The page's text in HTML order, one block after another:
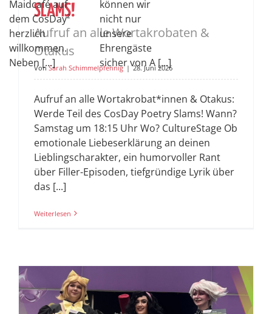
SLAMS!
Aufruf an alle Wortakrobaten &
Otakus
VonSarah Schimmelpfennig | 28. Juni 2026
Aufruf an alle Wortakrobat*innen & Otakus:
Werde Teil des CosDay Poetry Slams! Wann?
Samstag um 18:15 Uhr Wo? CultureStage Ob
emotionale Liebeserklärung an deinen
Lieblingscharakter, ein humorvoller Rant
über Filler-Episoden, tiefgründige Lyrik über
das [...]
Weiterlesen
Maidcafé auf
dem CosDay²
herzlich
willkommen.
Neben [...]
können wir
nicht nur
unsere
Ehrengäste
sicher von A [...]